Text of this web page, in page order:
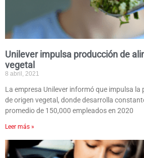
Unilever impulsa producción de
vegetal
8 abril, 2021
La empresa Unilever informó que impulsa
de origen vegetal, donde desarrolla
promedio de 150,000 empleados en 2020
Leer más »